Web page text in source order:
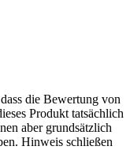
die Bewertung von
Produkt tatsächlich
aber grundsätzlich
Hinweis schließen